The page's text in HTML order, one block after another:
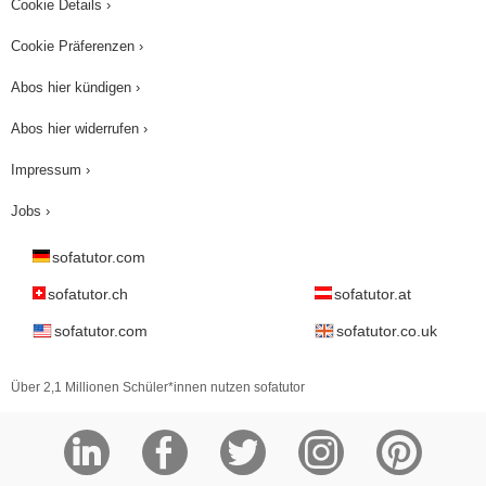
Cookie Details ›
Cookie Präferenzen ›
Abos hier kündigen ›
Abos hier widerrufen ›
Impressum ›
Jobs ›
sofatutor.com
sofatutor.ch sofatutor.at
sofatutor.com sofatutor.co.uk
Über 2,1 Millionen Schüler*innen nutzen sofatutor